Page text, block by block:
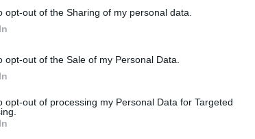
opt-out of the Sharing of my personal data.
opt-out of the Sale of my Personal Data.
opt-out of processing my Personal Data for Targeted
του πλανήτη, συμφώνησαν στην
που είχαν «παγώσει» από
«
απόβαση » της Δημοκρατικής,
ο ένας καλέσει απευθείας στο
ο Αμερικανός πρόεδρος σε
τις συνομιλίες «